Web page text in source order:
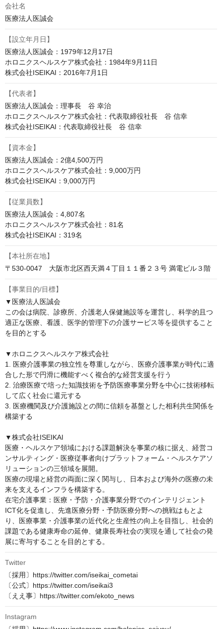
会社名
医療法人医誠会
【設立年月日】
医療法人医誠会：1979年12月17日
ホロニクスヘルスケア株式会社：1984年9月11日
株式会社ISEIKAI：2016年7月1日
【代表者】
医療法人医誠会：理事長　谷 幸治
ホロニクスヘルスケア株式会社：代表取締役社長　谷 信幸
株式会社ISEIKAI：代表取締役社長　谷 信幸
【資本金】
医療法人医誠会：2億4,500万円
ホロニクスヘルスケア株式会社：9,000万円
株式会社ISEIKAI：9,000万円
【従業員数】
医療法人医誠会：4,807名
ホロニクスヘルスケア株式会社：81名
株式会社ISEIKAI：319名
【本社所在地】
〒530-0047　大阪市北区西天満４丁目１１番２３号 満電ビル３階
【事業目的/目標】
▼医療法人医誠会
この会は病院、診療所、介護老人保健施設等を運営し、科学的且つ
適正な医療、看護、医学的管理下の介護サービス等を提供すること
を目的とする
▼ホロニクスヘルスケア株式会社
1. 医療介護事業の独立性を尊重しながら、医療介護事業が時代に適
合した形で円滑に機能すべく複合的な経営支援を行う
2. 治療医療で培った知識技術を予防医療事業分野を中心に技術移転
して広く社会に還元する
3. 医療機関及び介護施設との間に信頼を基盤とした相利共生関係を
構築する
▼株式会社ISEIKAI
医療・ヘルスケア領域における課題解決を事業の核に据え、経営コ
ンサルティング・医療従事者向けプラットフォーム・ヘルスケアソ
リューションの三領域を展開。
医療の現場と経営の両面に深く関与し、日本および海外の医療の未
来を支えるインフラを構築する。
在宅介護事業：医療・予防・介護事業分野でのインテリジェント
ICT化を促進し、先進医療分野・予防医療分野への挑戦はもとよ
り、医療事業・介護事業の近代化と生産性の向上を目指し、社会的
課題である健康寿命の延伸、健康長寿社会の実現を通して社会の発
展に寄与することを目的とする。
Twitter
〔採用〕https://twitter.com/iseikai_cometai
〔公式〕https://twitter.com/iseikai3
〔ええ事〕https://twitter.com/ekoto_news
Instagram